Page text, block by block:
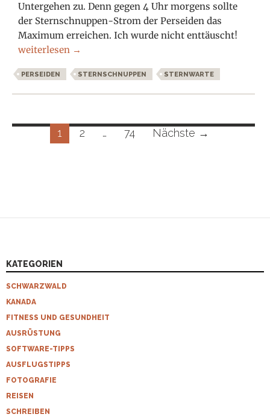
Untergehen zu. Denn gegen 4 Uhr morgens sollte
der Sternschnuppen-Strom der Perseiden das
Maximum erreichen. Ich wurde nicht enttäuscht!
Perseiden Sternschnuppen 2019
weiterlesen →
PERSEIDEN STERNSCHNUPPEN STERNWARTE
Beitragsnavigation
1 2 … 74 Nächste →
KATEGORIEN
SCHWARZWALD
KANADA
FITNESS UND GESUNDHEIT
AUSRÜSTUNG
SOFTWARE-TIPPS
AUSFLUGSTIPPS
FOTOGRAFIE
REISEN
SCHREIBEN